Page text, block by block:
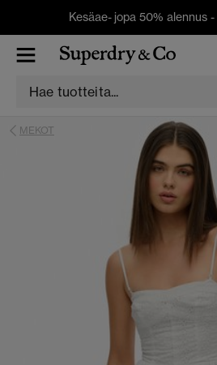
Kesäae- jopa 50% alennus -
MEKOT